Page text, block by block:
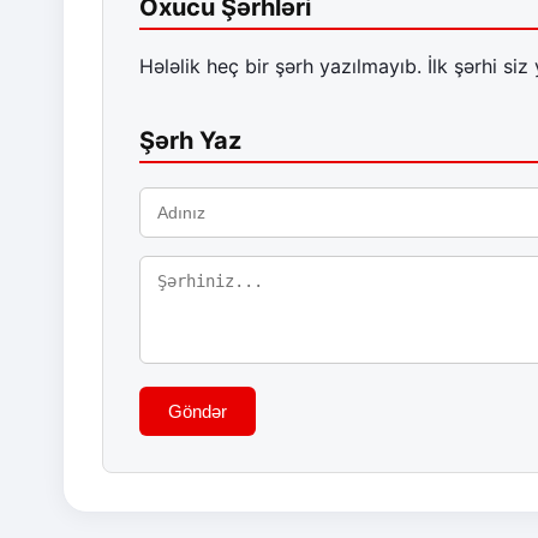
Oxucu Şərhləri
Hələlik heç bir şərh yazılmayıb. İlk şərhi siz
Şərh Yaz
Göndər